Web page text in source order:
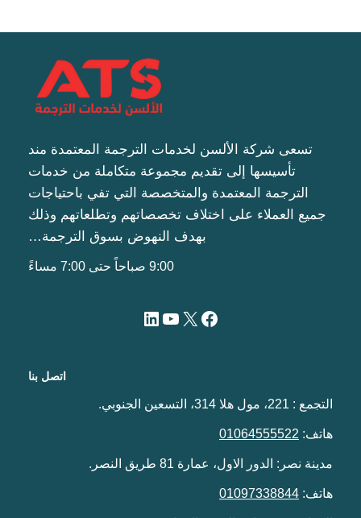
تسعى شركة الألسن لخدمات الترجمة المعتمدة مند
تأسيسها إلى تقديم مجموعة متكاملة من خدمات
الترجمة المعتمدة والمتخصصة التي تفي باحتياجات
جميع العملاء على اختلاف تخصصاتهم وتطلعاتهم وذلك
بهدف النهوض بسوق الترجمة…
اتصل بنا
التجمع : 221، مول هلا 314، التسعين الجنوبي.
هاتف: 01064555522
مدينة نصر: الدور الاول، عمارة 81 طريق النصر.
هاتف: 01097338844